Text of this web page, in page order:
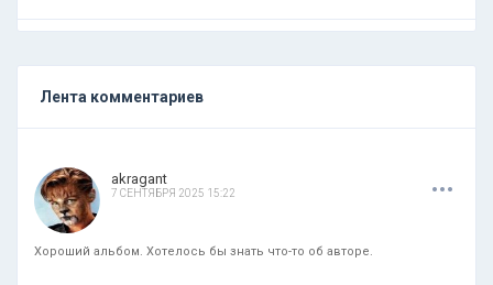
Лента комментариев
akragant
7 СЕНТЯБРЯ 2025 15:22 ...
Хороший альбом. Хотелось бы знать что-то об авторе.